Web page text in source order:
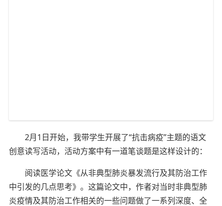
2月1日开始，我带学生开展了“抗击病疫”主题的语文
创意读写活动，活动方案中有一道笔谈题是这样设计的：
阅读医学论文《从非典型肺炎暴发流行及其防治工作
中引发的几点思考》。这篇论文中，作者对当时非典型肺
炎疫情及其防治工作相关的一些问题做了一系列深度、全